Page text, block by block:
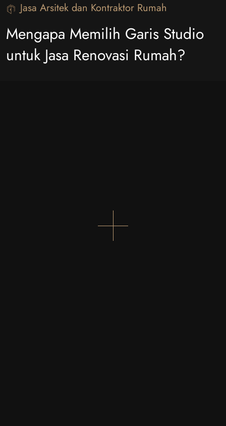
Jasa Arsitek dan Kontraktor Rumah
Mengapa Memilih Garis Studio
untuk Jasa Renovasi Rumah?